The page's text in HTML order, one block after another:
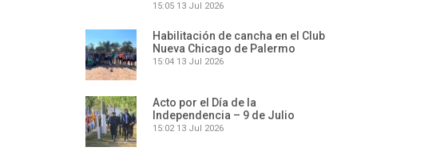
15:05 13 Jul 2026
Habilitación de cancha en el Club
Nueva Chicago de Palermo
15:04 13 Jul 2026
Acto por el Día de la
Independencia – 9 de Julio
15:02 13 Jul 2026